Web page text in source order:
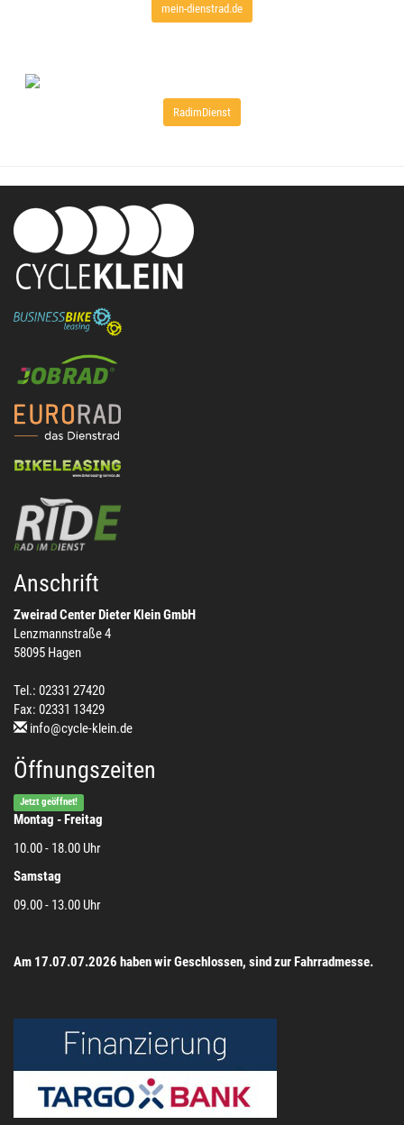
mein-dienstrad.de
RadimDienst
Anschrift
Zweirad Center Dieter Klein GmbH
Lenzmannstraße 4
58095 Hagen
Tel.: 02331 27420
Fax: 02331 13429
info@cycle-klein.de
Öffnungszeiten
Jetzt geöffnet!
Montag - Freitag
10.00 - 18.00 Uhr
Samstag
09.00 - 13.00 Uhr
Am 17.07.07.2026 haben wir Geschlossen, sind zur Fahrradmesse.